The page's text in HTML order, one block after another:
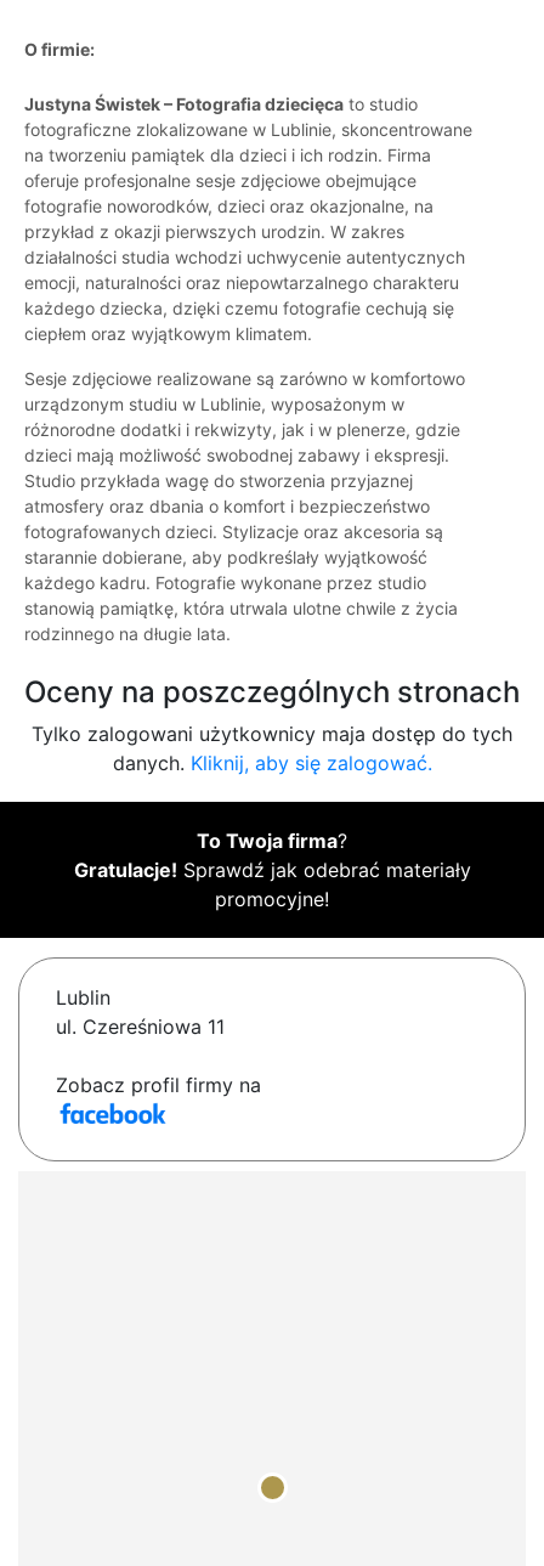
O firmie:
Justyna Świstek – Fotografia dziecięca to studio
fotograficzne zlokalizowane w Lublinie, skoncentrowane
na tworzeniu pamiątek dla dzieci i ich rodzin. Firma
oferuje profesjonalne sesje zdjęciowe obejmujące
fotografie noworodków, dzieci oraz okazjonalne, na
przykład z okazji pierwszych urodzin. W zakres
działalności studia wchodzi uchwycenie autentycznych
emocji, naturalności oraz niepowtarzalnego charakteru
każdego dziecka, dzięki czemu fotografie cechują się
ciepłem oraz wyjątkowym klimatem.
Sesje zdjęciowe realizowane są zarówno w komfortowo
urządzonym studiu w Lublinie, wyposażonym w
różnorodne dodatki i rekwizyty, jak i w plenerze, gdzie
dzieci mają możliwość swobodnej zabawy i ekspresji.
Studio przykłada wagę do stworzenia przyjaznej
atmosfery oraz dbania o komfort i bezpieczeństwo
fotografowanych dzieci. Stylizacje oraz akcesoria są
starannie dobierane, aby podkreślały wyjątkowość
każdego kadru. Fotografie wykonane przez studio
stanowią pamiątkę, która utrwala ulotne chwile z życia
rodzinnego na długie lata.
Oceny na poszczególnych stronach
Tylko zalogowani użytkownicy maja dostęp do tych
danych. Kliknij, aby się zalogować.
To Twoja firma?
Gratulacje! Sprawdź jak odebrać materiały
promocyjne!
Lublin
ul. Czereśniowa 11
Zobacz profil firmy na